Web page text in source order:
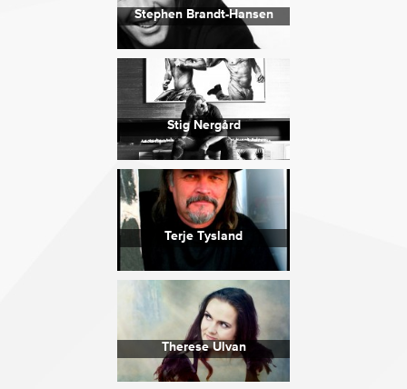
Stephen Brandt-Hansen
Stig Nergård
Terje Tysland
Therese Ulvan